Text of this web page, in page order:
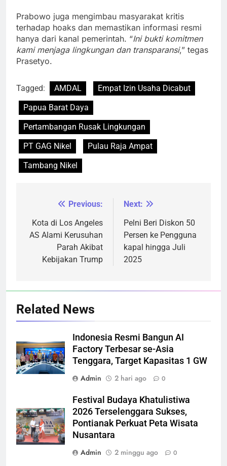
Prabowo juga mengimbau masyarakat kritis
terhadap hoaks dan memastikan informasi resmi
hanya dari kanal pemerintah. “Ini bukti komitmen
kami menjaga lingkungan dan transparansi,” tegas
Prasetyo.
Tagged: AMDAL
Empat Izin Usaha Dicabut
Papua Barat Daya
Pertambangan Rusak Lingkungan
PT GAG Nikel
Pulau Raja Ampat
Tambang Nikel
Navigasi
pos
Previous:
Kota di Los Angeles
AS Alami Kerusuhan
Parah Akibat
Kebijakan Trump
Next:
Pelni Beri Diskon 50
Persen ke Pengguna
kapal hingga Juli
2025
Related News
Indonesia Resmi Bangun AI
Factory Terbesar se-Asia
Tenggara, Target Kapasitas 1 GW
Admin
2 hari ago 0
Festival Budaya Khatulistiwa
2026 Terselenggara Sukses,
Pontianak Perkuat Peta Wisata
Nusantara
Admin
2 minggu ago 0